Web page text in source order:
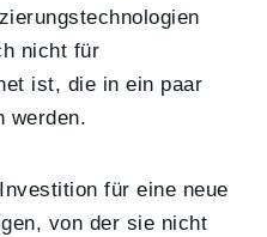
nicht für
ist, die in ein paar
werden.
für eine neue
von der sie nicht